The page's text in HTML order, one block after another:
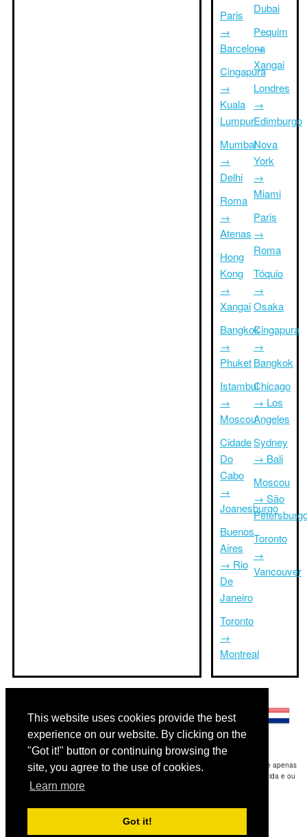
This website uses cookies provide the best
experience on our website. By clicking on the
"Got it!" button or continuing browsing the
site, you agree to the use of cookies.
Learn more
Got it!
Paris
→
Barcelona
Cingapura
→
Kuala
Lumpur
Mumbai
→
Delhi
Roma
→
Atenas
Hong
Kong
→
Xangai
Bangkok
→
Phuket
Istambul
→
Moscou
Cidade
Do
Cabo
→
Joanesburgo
Buenos
Aires
→ Rio
De
Janeiro
Toronto
→
Montreal
Dubai
Pequim
→
Xangai
Londres
→
Edimburgo
Nova
York
→
Miami
Paris
→
Roma
Tóquio
→
Osaka
Cingapura
→
Bangkok
Chicago
→ Los
Angeles
Sydney
→ Bali
Moscou
→ São
Toronto
→
Vancouver
Disclaimer: As informações apresentadas neste site é a nossa melhor estimativa e apenas
para sua referência.Triptimeto.com não se responsabiliza por qualquer atraso de ida e ou
consequentes danos / resultou das informações fornecidas.
Copyright 2015-2026
Contact Usfor feedback.